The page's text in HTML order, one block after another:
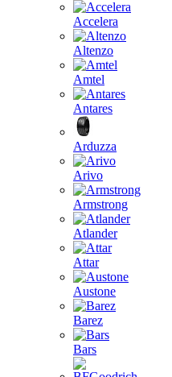
Accelera
Altenzo
Amtel
Antares
Arduzza
Arivo
Armstrong
Atlander
Attar
Austone
Barez
Bars